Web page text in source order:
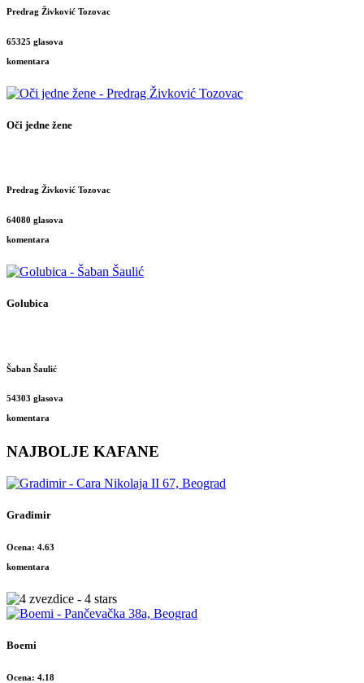
Predrag Živković Tozovac
65325 glasova
komentara
Oči jedne žene
Predrag Živković Tozovac
64080 glasova
komentara
Golubica
Šaban Šaulić
54303 glasova
komentara
NAJBOLJE KAFANE
Gradimir
Ocena: 4.63
komentara
Boemi
Ocena: 4.18